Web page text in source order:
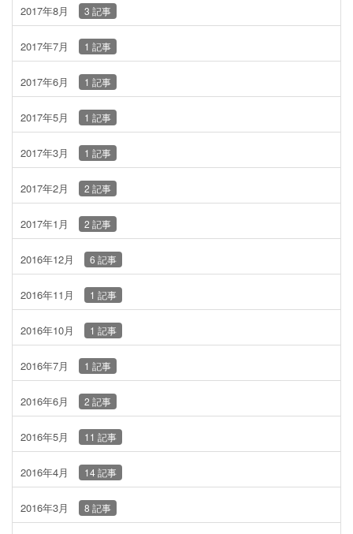
2017年8月 3 記事
2017年7月 1 記事
2017年6月 1 記事
2017年5月 1 記事
2017年3月 1 記事
2017年2月 2 記事
2017年1月 2 記事
2016年12月 6 記事
2016年11月 1 記事
2016年10月 1 記事
2016年7月 1 記事
2016年6月 2 記事
2016年5月 11 記事
2016年4月 14 記事
2016年3月 8 記事